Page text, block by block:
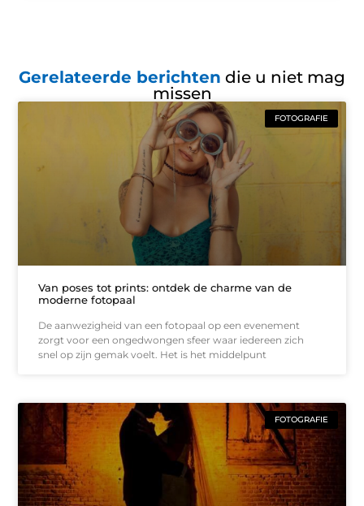
Gerelateerde berichten die u niet mag
missen
FOTOGRAFIE
Van poses tot prints: ontdek de charme van de
moderne fotopaal
De aanwezigheid van een fotopaal op een evenement
zorgt voor een ongedwongen sfeer waar iedereen zich
snel op zijn gemak voelt. Het is het middelpunt
FOTOGRAFIE